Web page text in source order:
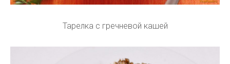
Тарелка с гречневой кашей